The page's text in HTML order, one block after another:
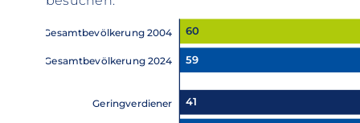
Gesamtbevölkerung 2004 60
Gesamtbevölkerung 2024 59
Geringverdiener 41